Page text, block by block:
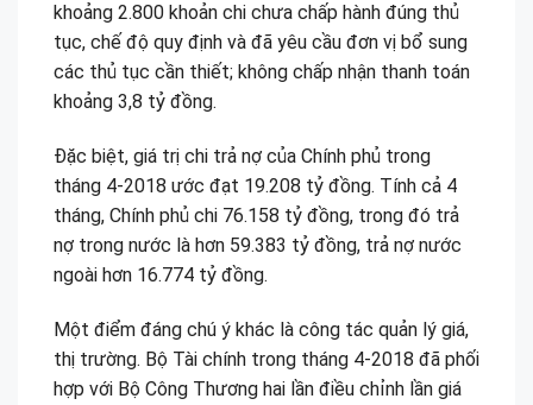
khoảng 2.800 khoản chi chưa chấp hành đúng thủ
tục, chế độ quy định và đã yêu cầu đơn vị bổ sung
các thủ tục cần thiết; không chấp nhận thanh toán
khoảng 3,8 tỷ đồng.
Đặc biệt, giá trị chi trả nợ của Chính phủ trong
tháng 4-2018 ước đạt 19.208 tỷ đồng. Tính cả 4
tháng, Chính phủ chi 76.158 tỷ đồng, trong đó trả
nợ trong nước là hơn 59.383 tỷ đồng, trả nợ nước
ngoài hơn 16.774 tỷ đồng.
Một điểm đáng chú ý khác là công tác quản lý giá,
thị trường. Bộ Tài chính trong tháng 4-2018 đã phối
hợp với Bộ Công Thương hai lần điều chỉnh lần giá